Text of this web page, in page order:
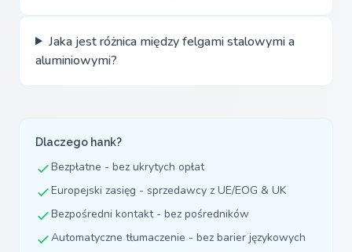
Jaka jest różnica między felgami stalowymi a
aluminiowymi?
Dlaczego hank?
Bezpłatne - bez ukrytych opłat
Europejski zasięg - sprzedawcy z UE/EOG & UK
Bezpośredni kontakt - bez pośredników
Automatyczne tłumaczenie - bez barier językowych